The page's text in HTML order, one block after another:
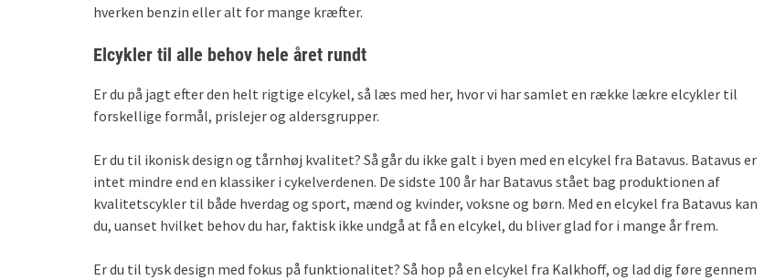
hverken benzin eller alt for mange kræfter.
Elcykler til alle behov hele året rundt
Er du på jagt efter den helt rigtige elcykel, så læs med her, hvor vi har samlet en række lækre elcykler til
forskellige formål, prislejer og aldersgrupper.
Er du til ikonisk design og tårnhøj kvalitet? Så går du ikke galt i byen med en elcykel fra Batavus. Batavus er
intet mindre end en klassiker i cykelverdenen. De sidste 100 år har Batavus stået bag produktionen af
kvalitetscykler til både hverdag og sport, mænd og kvinder, voksne og børn. Med en elcykel fra Batavus kan
du, uanset hvilket behov du har, faktisk ikke undgå at få en elcykel, du bliver glad for i mange år frem.
Er du til tysk design med fokus på funktionalitet? Så hop på en elcykel fra Kalkhoff, og lad dig føre gennem